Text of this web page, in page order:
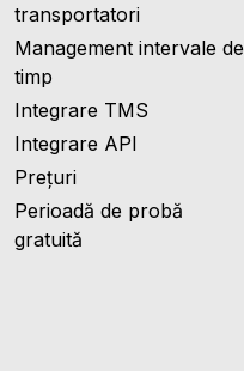
transportatori
Management intervale de
timp
Integrare TMS
Integrare API
Prețuri
Perioadă de probă
gratuită